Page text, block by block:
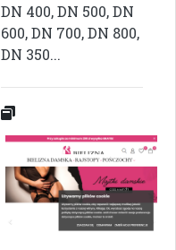
DN 400, DN 500, DN
600, DN 700, DN 800,
DN 350...